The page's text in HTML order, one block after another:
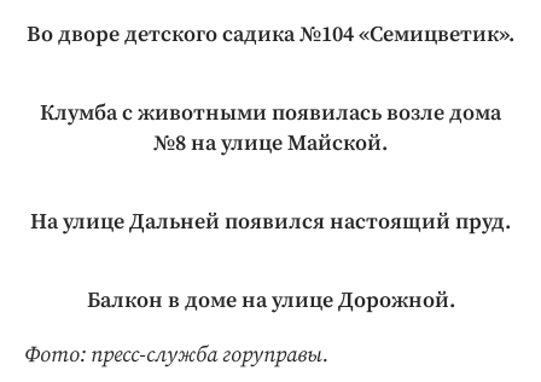
Во дворе детского садика №104 «Семицветик».
Клумба с животными появилась возле дома
№8 на улице Майской.
На улице Дальней появился настоящий пруд.
Балкон в доме на улице Дорожной.
Фото: пресс-служба горуправы.